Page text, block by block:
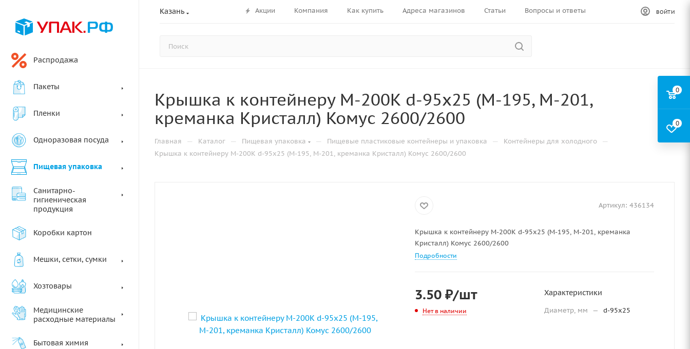
Казань Акции Компания Как купить Адреса магазинов Статьи Вопросы и ответы ВОЙТИ
Распродажа
Пакеты
Пленки
Одноразовая посуда
Пищевая упаковка
Санитарно-
гигиеническая
продукция
Коробки картон
Мешки, сетки, сумки
Хозтовары
Медицинские
расходные материалы
Бытовая химия
Крышка к контейнеру М-200К d-95х25 (М-195, М-201,
креманка Кристалл) Комус 2600/2600
Главная — Каталог — Пищевая упаковка — Пищевые пластиковые контейнеры и упаковка — Контейнеры для холодного —
Крышка к контейнеру М-200К d-95х25 (М-195, М-201, креманка Кристалл) Комус 2600/2600
Артикул: 436134
Крышка к контейнеру М-200К d-95х25 (М-195, М-201, креманка
Кристалл) Комус 2600/2600
Подробности
3.50₽/шт
Нет в наличии
Характеристики
Диаметр, мм — d-95х25
0
0